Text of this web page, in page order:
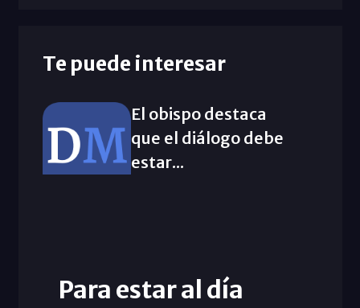
Te puede interesar
El obispo destaca
que el diálogo debe
estar...
Para estar al día